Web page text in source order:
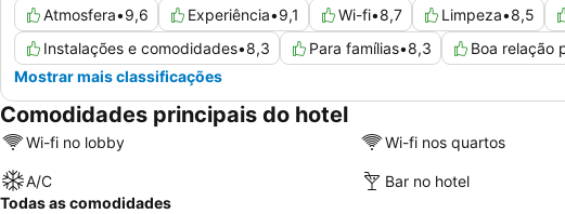
Atmosfera•9,6 Experiência•9,1 Wi-fi•8,7 Limpeza•8,5
Instalações e comodidades•8,3 Para famílias•8,3 Boa relação
Mostrar mais classificações
Comodidades principais do hotel
Wi-fi no lobby Wi-fi nos quartos
A/C
Bar no hotel
Todas as comodidades